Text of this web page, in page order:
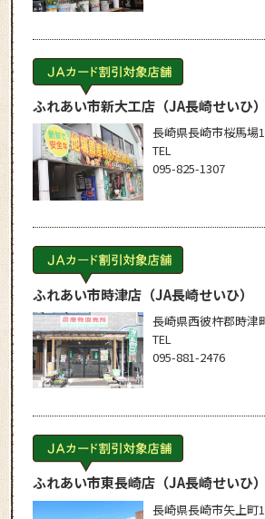
ふれあい市新大工店（JA長崎せいひ）
長崎県長崎市桜馬場
TEL
095-825-1307
ふれあい市時津店（JA長崎せいひ）
長崎県西彼杵郡時津
TEL
095-881-2476
ふれあい市東長崎店（JA長崎せいひ）
長崎県長崎市矢上町